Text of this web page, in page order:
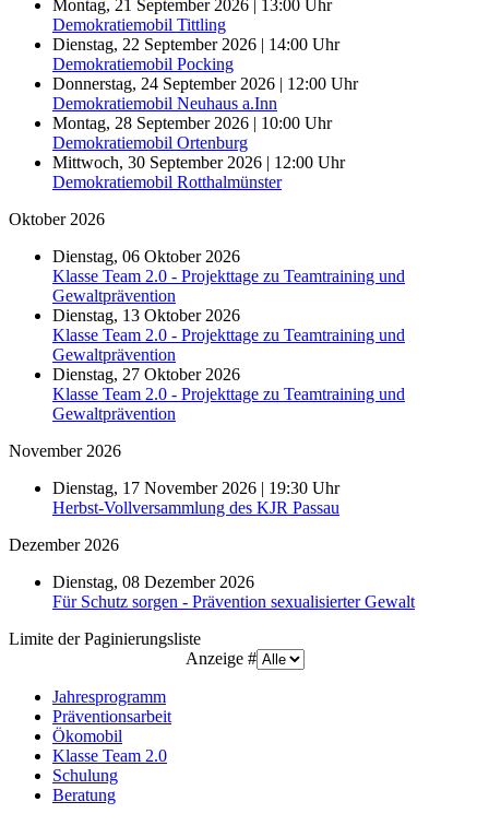
Montag, 21 September 2026 | 13:00 Uhr
Demokratiemobil Tittling
Dienstag, 22 September 2026 | 14:00 Uhr
Demokratiemobil Pocking
Donnerstag, 24 September 2026 | 12:00 Uhr
Demokratiemobil Neuhaus a.Inn
Montag, 28 September 2026 | 10:00 Uhr
Demokratiemobil Ortenburg
Mittwoch, 30 September 2026 | 12:00 Uhr
Demokratiemobil Rotthalmünster
Oktober 2026
Dienstag, 06 Oktober 2026
Klasse Team 2.0 - Projekttage zu Teamtraining und
Gewaltprävention
Dienstag, 13 Oktober 2026
Klasse Team 2.0 - Projekttage zu Teamtraining und
Gewaltprävention
Dienstag, 27 Oktober 2026
Klasse Team 2.0 - Projekttage zu Teamtraining und
Gewaltprävention
November 2026
Dienstag, 17 November 2026 | 19:30 Uhr
Herbst-Vollversammlung des KJR Passau
Dezember 2026
Dienstag, 08 Dezember 2026
Für Schutz sorgen - Prävention sexualisierter Gewalt
Limite der Paginierungsliste
Anzeige #
Jahresprogramm
Präventionsarbeit
Ökomobil
Klasse Team 2.0
Schulung
Beratung